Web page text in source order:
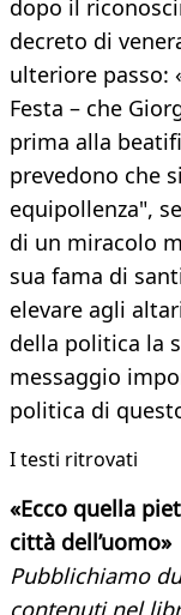
dopo il
decreto di
ulteriore passo:
Festa – che
prima alla
prevedono che
equipollenza",
di un miracolo
sua fama di
elevare agli
della politica la
messaggio
politica di
I testi ritrovati​
«Ecco quella
città dell’uomo»
Pubblichiamo
contenuti nel